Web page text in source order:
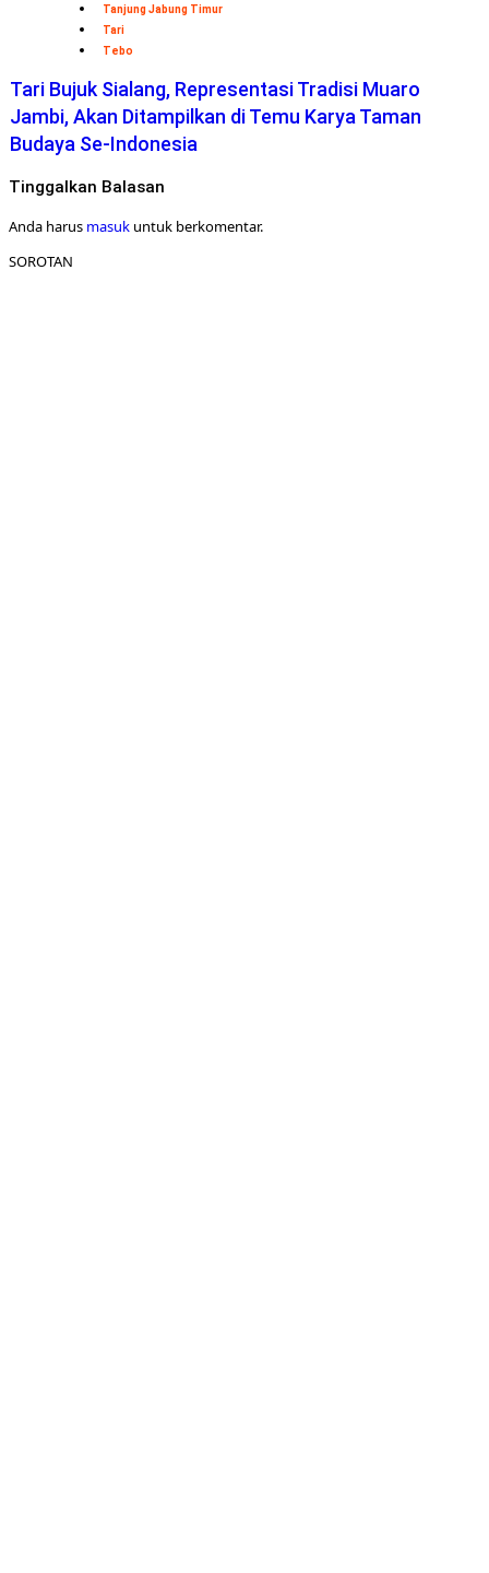
Tanjung Jabung Timur
Tari
Tebo
Tari Bujuk Sialang, Representasi Tradisi Muaro
Jambi, Akan Ditampilkan di Temu Karya Taman
Budaya Se-Indonesia
Tinggalkan Balasan
Anda harus masuk untuk berkomentar.
SOROTAN